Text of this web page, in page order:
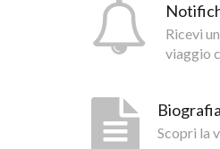
Ricevi
viaggio
Biografia
Scopri la